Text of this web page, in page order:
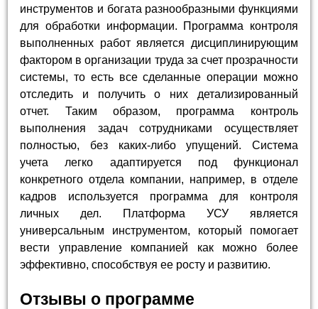
инструментов и богата разнообразными функциями
для обработки информации. Программа контроля
выполненных работ является дисциплинирующим
фактором в организации труда за счет прозрачности
системы, то есть все сделанные операции можно
отследить и получить о них детализированный
отчет. Таким образом, программа контроль
выполнения задач сотрудниками осуществляет
полностью, без каких-либо упущений. Система
учета легко адаптируется под функционал
конкретного отдела компании, например, в отделе
кадров используется программа для контроля
личных дел. Платформа УСУ является
универсальным инструментом, который помогает
вести управление компанией как можно более
эффективно, способствуя ее росту и развитию.
Отзывы о программе